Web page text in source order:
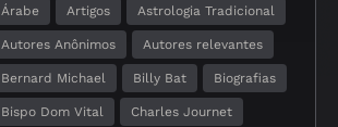
Árabe Artigos Astrologia Tradicional
Autores Anônimos Autores relevantes
Bernard Michael Billy Bat Biografias
Bispo Dom Vital Charles Journet